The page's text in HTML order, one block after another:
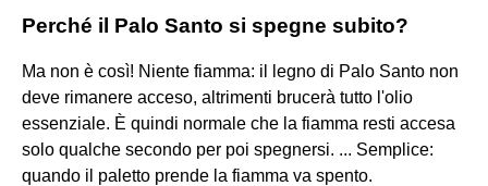
Perché il Palo Santo si spegne subito?
Ma non è così! Niente fiamma: il legno di Palo Santo non
deve rimanere acceso, altrimenti brucerà tutto l'olio
essenziale. È quindi normale che la fiamma resti accesa
solo qualche secondo per poi spegnersi. ... Semplice:
quando il paletto prende la fiamma va spento.